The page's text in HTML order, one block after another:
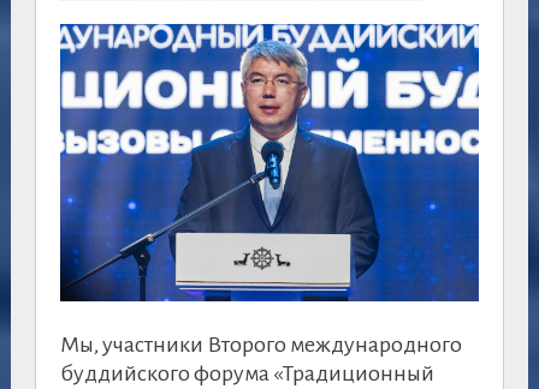
Мы, участники Второго международного
буддийского форума «Традиционный